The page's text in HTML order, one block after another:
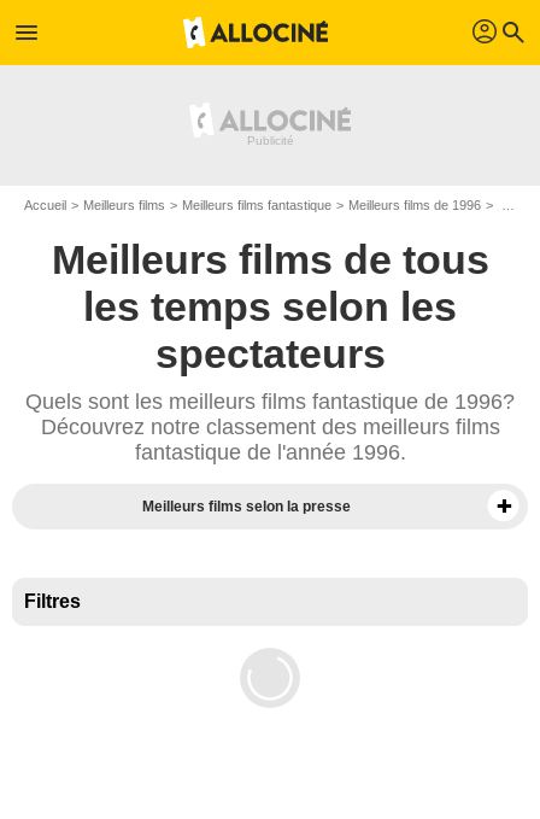
menu profil search
Accueil Meilleurs films Meilleurs films fantastique Meilleurs films de 1996
Meilleurs films de tous
les temps selon les
spectateurs
Quels sont les meilleurs films fantastique de 1996?
Découvrez notre classement des meilleurs films
fantastique de l'année 1996.
Meilleurs films selon la presse
Filtres